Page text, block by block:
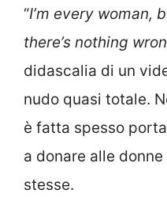
“I’m every woman,
there’s nothing
didascalia di un
nudo quasi totale.
è fatta spesso
a donare alle
stesse.